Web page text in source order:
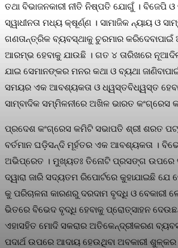
ତଥା ବିଭାଜନକାରୀ ନୀତି ନିଷ୍ପତି ଯୋଗୁଁ ।
ସ୍ୱାଧୀନତା ମଧ୍ୟ କ୍ଷୂର୍ଣ୍ଣ । ସାମାଜିକ ନ୍ୟାୟ
ଗଣତାନ୍ତ୍ରିକ ବ୍ୟବସ୍ଥାକୁ ଚୁରମାର
ଆରମ୍ଭ ହେବାକୁ ଯାଉଛି । ଗତ ୪ ତାରିଖରେ
ଯାଇ ସେମାନଙ୍କର ମନର କଥା ଓ ବ୍ୟଥା
ସମୟର ଏକ ଆବଶ୍ୟକତା ଓ ଧ୍ୱସ୍ତବିଧ୍ୱସ୍ତ
ସାମ୍ବାଦିକ ସମ୍ମିଳନୀରେ ଅଖିଳ ଭାରତ
ପ୍ରଦେଶ କଂଗ୍ରେସ କମିଟି ସଭାପତି ଶ୍ରୀ ଶରତ
ବର୍ତମାନ ଘଡ଼ିସନ୍ଦି ମୂର୍ହତର ଏକ ଆବଶ୍ୟକତା ।
ଅଭିପ୍ରେତ । ମୁଖ୍ୟତଃ ତିନୋଟି ପ୍ରସଙ୍ଗ ଉପରେ
ଦ୍ୱାରା ଜାରି ସଦ୍ୟତମ ରିପୋର୍ଟରେ କୁହାଯାଇଛି
କୁ ପରିଚାଳନା କାରଣରୁ ଦରଦାମ ବୃଦ୍ଧି ଓ
ଭିତରେ ବିଭେଦ ବୃଦ୍ଧି ହେବାକୁ ପ୍ରୋତ୍ସାହନ
ଏହାସହିତ ମୋଦି ସକରାର ଅତିକେନ୍ଦ୍ରୀକରଣ
ପଦାର୍ଥ ଉପରେ ଆଦାୟ ହେଉଥିବା ଅବକାରୀ